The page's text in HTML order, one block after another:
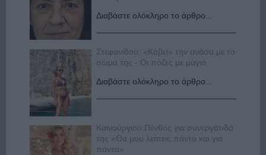
Διαβάστε ολόκληρο το άρθρο...
Στεφανίδου: «Κόβει» την ανάσα με το
σώμα της - Οι πόζες με μαγιό
Διαβάστε ολόκληρο το άρθρο...
Καινούργιου:Πένθος για συνεργάτιδά
της «Θα μου λείπεις πάντα και για
πάντα»